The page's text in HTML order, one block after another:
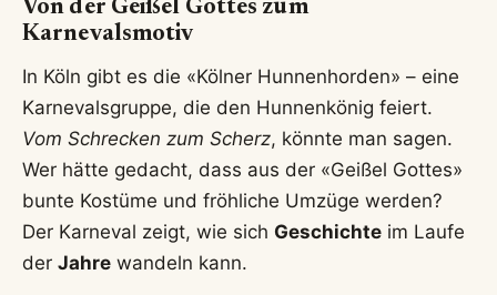
Von der Geißel Gottes zum
Karnevalsmotiv
In Köln gibt es die «Kölner Hunnenhorden» – eine
Karnevalsgruppe, die den Hunnenkönig feiert.
Vom Schrecken zum Scherz, könnte man sagen.
Wer hätte gedacht, dass aus der «Geißel Gottes»
bunte Kostüme und fröhliche Umzüge werden?
Der Karneval zeigt, wie sich Geschichte im Laufe
der Jahre wandeln kann.